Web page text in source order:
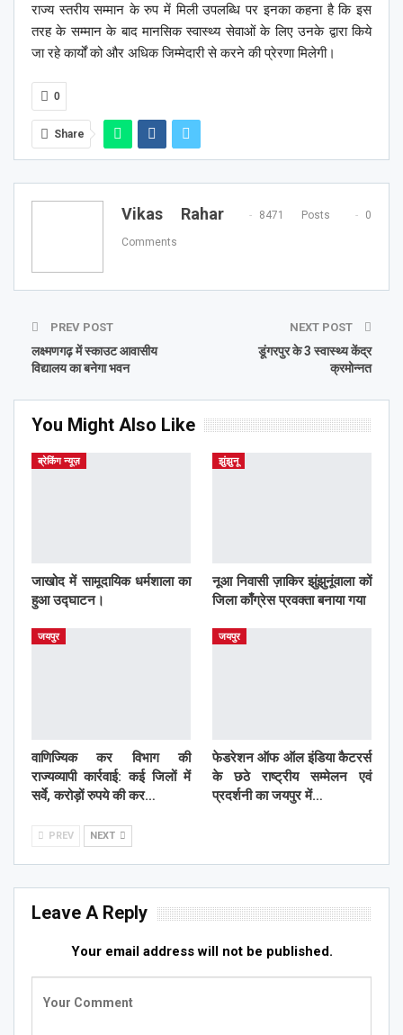
राज्य स्तरीय सम्मान के रुप में मिली उपलब्धि पर इनका कहना है कि इस
तरह के सम्मान के बाद मानसिक स्वास्थ्य सेवाओं के लिए उनके द्वारा किये
जा रहे कार्यों को और अधिक जिम्मेदारी से करने की प्रेरणा मिलेगी।
0
Share
Vikas Rahar 8471 Posts 0
Comments
PREV POST
लक्ष्मणगढ़ में स्काउट आवासीय
विद्यालय का बनेगा भवन
NEXT POST
डूंगरपुर के 3 स्वास्थ्य केंद्र
क्रमोन्नत
You Might Also Like
ब्रेकिंग न्यूज़
जाखोद में सामूदायिक धर्मशाला का
हुआ उद्घाटन।
झुंझुनू
नूआ निवासी ज़ाकिर झुंझुनूंवाला कों
जिला काँग्रेस प्रवक्ता बनाया गया
जयपुर
वाणिज्यिक कर विभाग की
राज्यव्यापी कार्रवाई: कई जिलों में
सर्वे, करोड़ों रुपये की कर…
जयपुर
फेडरेशन ऑफ ऑल इंडिया कैटरर्स
के छठे राष्ट्रीय सम्मेलन एवं
प्रदर्शनी का जयपुर में…
PREV NEXT
Leave A Reply
Your email address will not be published.